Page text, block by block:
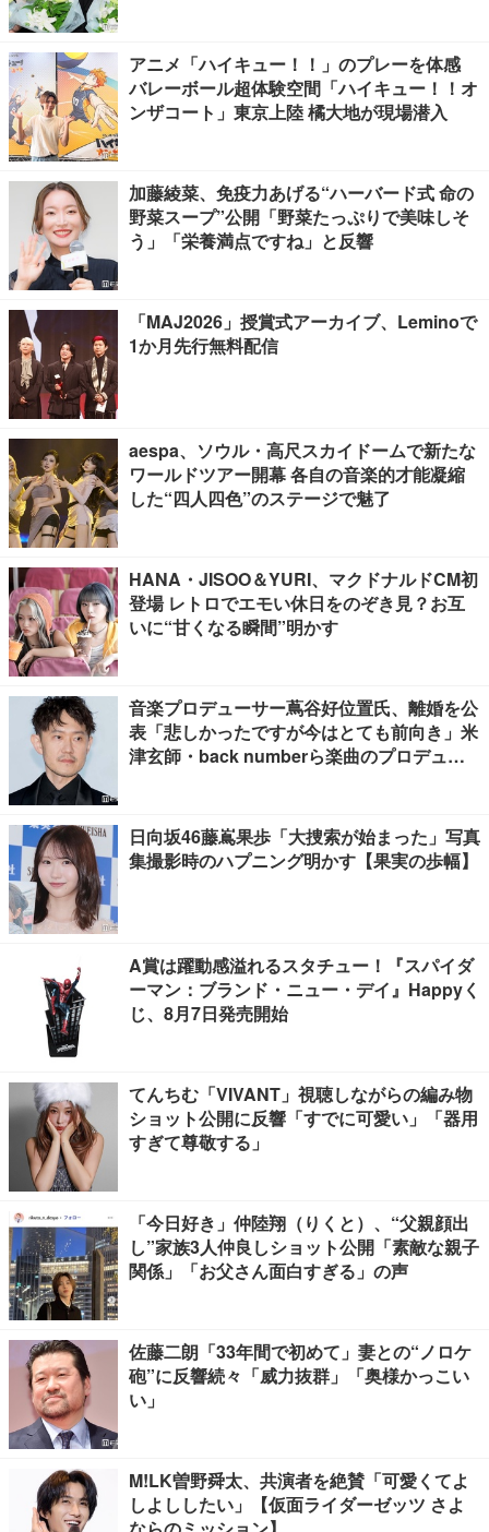
アニメ「ハイキュー！！」のプレーを体感
バレーボール超体験空間「ハイキュー！！オ
ンザコート」東京上陸 橘大地が現場潜入
加藤綾菜、免疫力あげる“ハーバード式 命の
野菜スープ”公開「野菜たっぷりで美味しそ
う」「栄養満点ですね」と反響
「MAJ2026」授賞式アーカイブ、Leminoで
1か月先行無料配信
aespa、ソウル・高尺スカイドームで新たな
ワールドツアー開幕 各自の音楽的才能凝縮
した“四人四色”のステージで魅了
HANA・JISOO＆YURI、マクドナルドCM初
登場 レトロでエモい休日をのぞき見？お互
いに“甘くなる瞬間”明かす
音楽プロデューサー蔦谷好位置氏、離婚を公
表「悲しかったですが今はとても前向き」米
津玄師・back numberら楽曲のプロデュー
日向坂46藤嶌果歩「大捜索が始まった」写真
集撮影時のハプニング明かす【果実の歩幅】
A賞は躍動感溢れるスタチュー！『スパイダ
ーマン：ブランド・ニュー・デイ』Happyく
じ、8月7日発売開始
てんちむ「VIVANT」視聴しながらの編み物
ショット公開に反響「すでに可愛い」「器用
すぎて尊敬する」
「今日好き」仲陸翔（りくと）、“父親顔出
し”家族3人仲良しショット公開「素敵な親子
関係」「お父さん面白すぎる」の声
佐藤二朗「33年間で初めて」妻との“ノロケ
砲”に反響続々「威力抜群」「奥様かっこい
い」
M!LK曽野舜太、共演者を絶賛「可愛くてよ
しよししたい」【仮面ライダーゼッツ さよ